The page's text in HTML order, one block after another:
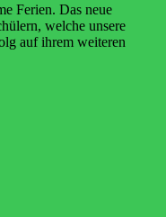
Ferien. Das neue
welche unsere
auf ihrem weiteren